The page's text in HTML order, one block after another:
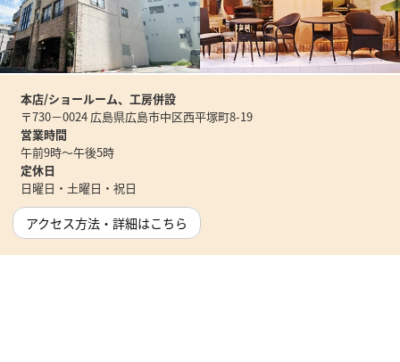
本店/ショールーム、工房併設
〒730－0024 広島県広島市中区西平塚町8-19
営業時間
午前9時～午後5時
定休日
日曜日・土曜日・祝日
アクセス方法・詳細はこちら